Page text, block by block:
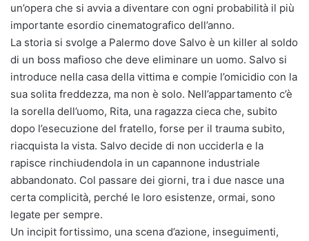
un’opera che si avvia a diventare con ogni probabilità il più
importante esordio cinematografico dell’anno.
La storia si svolge a Palermo dove Salvo è un killer al soldo
di un boss mafioso che deve eliminare un uomo. Salvo si
introduce nella casa della vittima e compie l’omicidio con la
sua solita freddezza, ma non è solo. Nell’appartamento c’è
la sorella dell’uomo, Rita, una ragazza cieca che, subito
dopo l’esecuzione del fratello, forse per il trauma subito,
riacquista la vista. Salvo decide di non ucciderla e la
rapisce rinchiudendola in un capannone industriale
abbandonato. Col passare dei giorni, tra i due nasce una
certa complicità, perché le loro esistenze, ormai, sono
legate per sempre.
Un incipit fortissimo, una scena d’azione, inseguimenti,